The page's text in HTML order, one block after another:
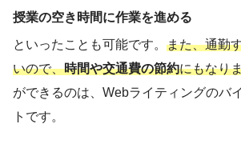
授業の空き時間に作業を進める
といったことも可能です。 また、通勤
いので、時間や交通費の節約にもなり
ができるのは、Webライティングのバ
トです。